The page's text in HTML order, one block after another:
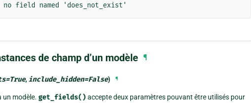
no field named 'does_not_exist'
de champ d’un modèle ¶
=True, include_hidden=False) ¶
un modèle. get_fields() accepte deux paramètres pouvant être utilisés pour